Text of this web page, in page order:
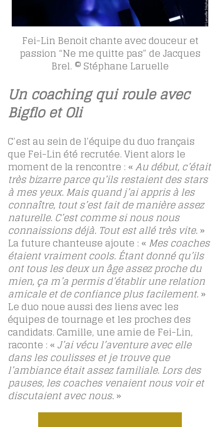
Fei-Lin Benoit chante avec douceur et
passion “Ne me quitte pas” de Jacques
Brel. © Stéphane Laruelle
Un coaching qui roule avec
Bigflo et Oli
C’est au sein de l’équipe du duo français
que Fei-Lin été recrutée. Vient alors le
moment de la rencontre : «Au début, c’était
très bizarre parce qu’ils restaient des stars
à mes yeux. Mais quand j’ai appris à les
connaître, tout s’est fait de manière assez
naturelle. C’est comme si nous nous
connaissions déjà. Tout est allé très vite.»
La future chanteuse ajoute : « Mes coaches
étaient vraiment cools. Étant donné qu’ils
ont tous les deux un âge assez proche du
mien, ça m’a permis d’établir une relation
amicale et de confiance plus facilement.»
Le duo noue aussi des liens avec les
équipes de tournage et les proches des
candidats. Camille, une amie de Fei-Lin,
raconte : « J’ai vécu l’aventure avec elle
dans les coulisses et je trouve que
l’ambiance était assez familiale. Lors des
pauses, les coaches venaient nous voir et
discutaient avec nous.»